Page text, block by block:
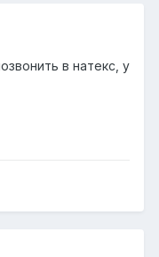
в натекс, у